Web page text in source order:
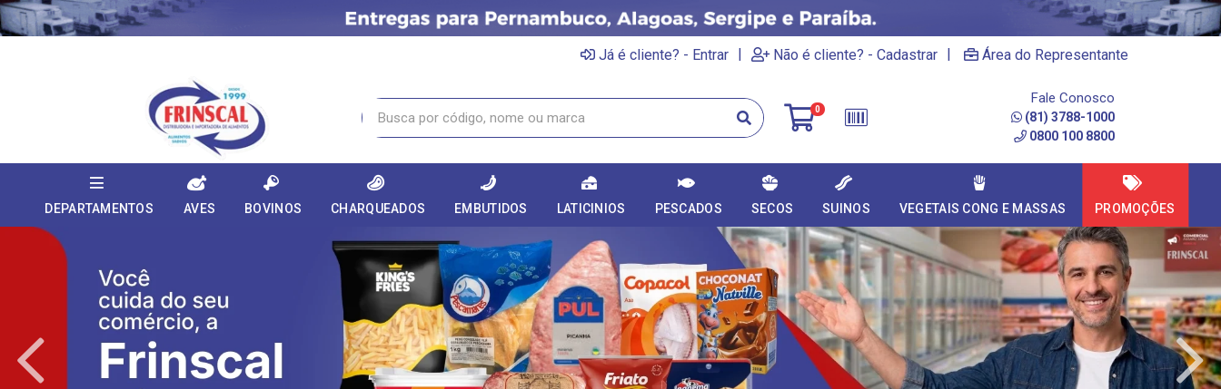
Já é cliente? - Entrar | Não é cliente? - Cadastrar | Área do Representante
0
Fale Conosco
(81) 3788-1000
0800 100 8800
DEPARTAMENTOS AVES BOVINOS CHARQUEADOS EMBUTIDOS LATICINIOS PESCADOS SECOS SUINOS VEGETAIS CONG E MASSAS PROMOÇÕES